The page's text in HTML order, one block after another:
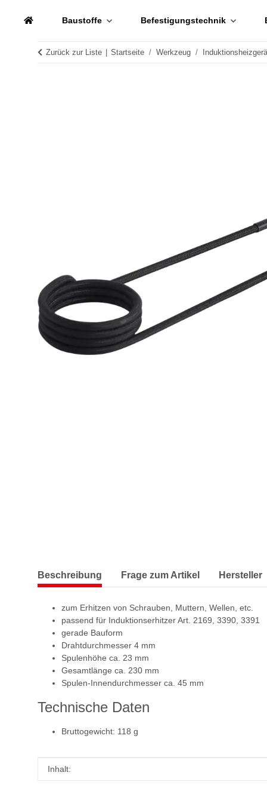
Baustoffe Befestigungstechnik
Zurück zur Liste Startseite Werkzeug
Beschreibung Frage zum Artikel Hersteller
zum Erhitzen von Schrauben, Muttern, Wellen, etc.
passend für Induktionserhitzer Art. 2169, 3390, 3391
gerade Bauform
Drahtdurchmesser 4 mm
Spulenhöhe ca. 23 mm
Gesamtlänge ca. 230 mm
Spulen-Innendurchmesser ca. 45 mm
Technische Daten
Bruttogewicht: 118 g
Produkteigenschaft
Wert
Inhalt: